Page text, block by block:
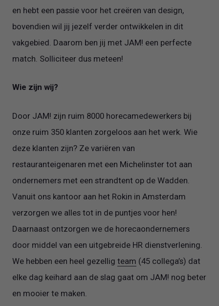
en hebt een passie voor het creëren van design,
bovendien wil jij jezelf verder ontwikkelen in dit
vakgebied. Daarom ben jij met JAM! een perfecte
match. Solliciteer dus meteen!
Wie zijn wij?
Door JAM! zijn ruim 8000 horecamedewerkers bij
onze ruim 350 klanten zorgeloos aan het werk. Wie
deze klanten zijn? Ze variëren van
restauranteigenaren met een Michelinster tot aan
ondernemers met een strandtent op de Wadden.
Vanuit ons kantoor aan het Rokin in Amsterdam
verzorgen we alles tot in de puntjes voor hen!
Daarnaast ontzorgen we de horecaondernemers
door middel van een uitgebreide HR dienstverlening.
We hebben een heel gezelligteam (45 collega’s) dat
elke dag keihard aan de slag gaat om JAM! nog beter
en mooier te maken.